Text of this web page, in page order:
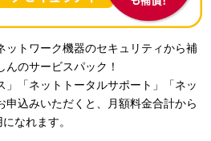
ットワーク機器のセキュリティから補
のサービスパック！
」「ネットトータルサポート」「ネッ
申込みいただくと、月額料金合計から
なれます。